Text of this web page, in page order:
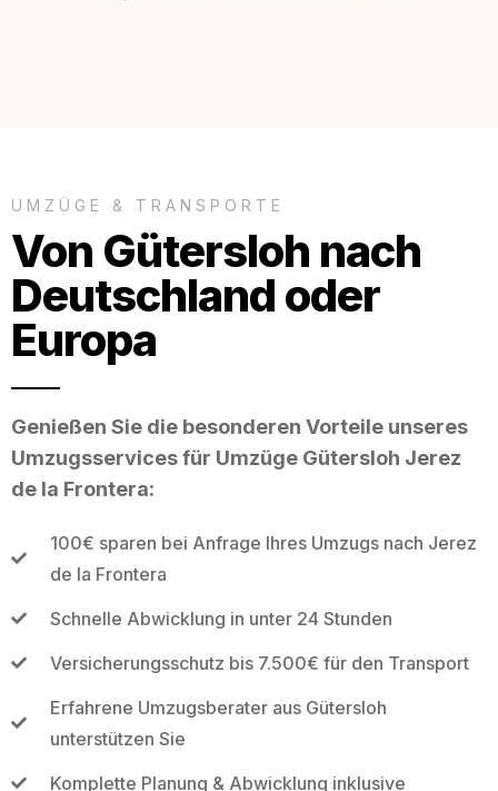
UMZÜGE & TRANSPORTE
Von Gütersloh nach
Deutschland oder
Europa
Genießen Sie die besonderen Vorteile unseres
Umzugsservices für Umzüge Gütersloh Jerez
de la Frontera:
100€ sparen bei Anfrage Ihres Umzugs nach Jerez
de la Frontera
Schnelle Abwicklung in unter 24 Stunden
Versicherungsschutz bis 7.500€ für den Transport
Erfahrene Umzugsberater aus Gütersloh
unterstützen Sie
Komplette Planung & Abwicklung inklusive